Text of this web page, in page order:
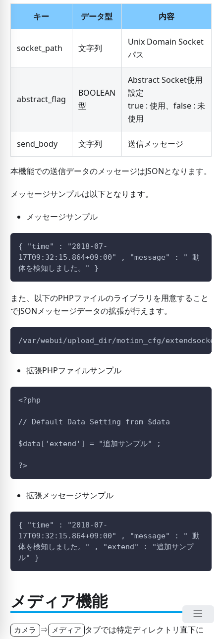
キー データ型 内容
socket_path 文字列
Unix Domain Socket
パス
abstract_flag
BOOLEAN
型
Abstract Socket使用
設定
true : 使用、false : 未
使用
send_body 文字列 送信メッセージ
本機能での送信データのメッセージはJSONとなります。
メッセージサンプルは以下となります。
メッセージサンプル
{ "time" : "2018-07-
17T09:32:15.864+09:00" , "message" : " 動
体を検知しました。" }
また、以下のPHPファイルのライブラリを用意すること
でJSONメッセージデータの拡張が行えます。
/var/webui/upload_dir/motion_cfg/
拡張PHPファイルサンプル
<?php
// Default Data Setting from $data
$data['extend'] = "追加サンプル" ;
?>
拡張メッセージサンプル
{ "time" : "2018-07-
17T09:32:15.864+09:00" , "message" : " 動
体を検知しました。" , "extend" : "追加サンプ
ル" }
メディア機能
カメラ ⇒ メディア タブでは特定ディレクトリ直下に